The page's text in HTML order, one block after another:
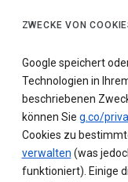
ZWECKE VON
Google speichert
Technologien in
beschriebenen
können Sie g.co/
Cookies zu
verwalten (was
funktioniert). Einige